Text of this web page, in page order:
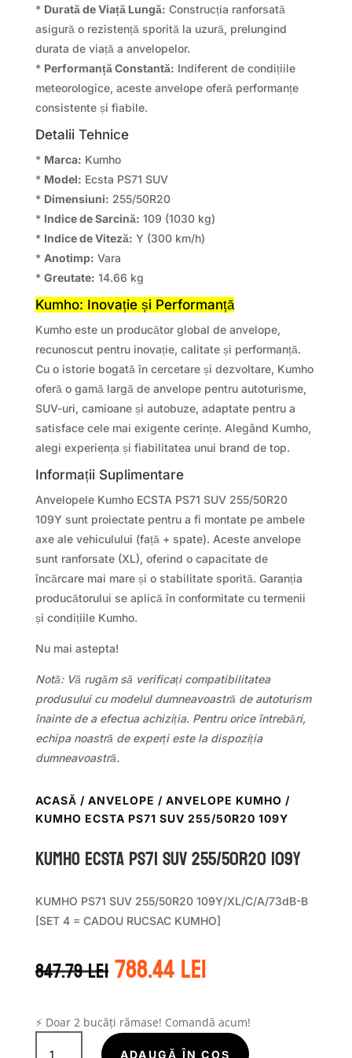
* Durată de Viață Lungă: Construcția ranforsată
asigură o rezistență sporită la uzură, prelungind
durata de viață a anvelopelor.
* Performanță Constantă: Indiferent de condițiile
meteorologice, aceste anvelope oferă performanțe
consistente și fiabile.
Detalii Tehnice
* Marca: Kumho
* Model: Ecsta PS71 SUV
* Dimensiuni: 255/50R20
* Indice de Sarcină: 109 (1030 kg)
* Indice de Viteză: Y (300 km/h)
* Anotimp: Vara
* Greutate: 14.66 kg
Kumho: Inovație și Performanță
Kumho este un producător global de anvelope,
recunoscut pentru inovație, calitate și performanță.
Cu o istorie bogată în cercetare și dezvoltare, Kumho
oferă o gamă largă de anvelope pentru autoturisme,
SUV-uri, camioane și autobuze, adaptate pentru a
satisface cele mai exigente cerințe. Alegând Kumho,
alegi experiența și fiabilitatea unui brand de top.
Informații Suplimentare
Anvelopele Kumho ECSTA PS71 SUV 255/50R20
109Y sunt proiectate pentru a fi montate pe ambele
axe ale vehiculului (față + spate). Aceste anvelope
sunt ranforsate (XL), oferind o capacitate de
încărcare mai mare și o stabilitate sporită. Garanția
producătorului se aplică în conformitate cu termenii
și condițiile Kumho.
Nu mai astepta!
Notă: Vă rugăm să verificați compatibilitatea
produsului cu modelul dumneavoastră de autoturism
înainte de a efectua achiziția. Pentru orice întrebări,
echipa noastră de experți este la dispoziția
dumneavoastră.
ACASĂ / ANVELOPE / ANVELOPE KUMHO /
KUMHO ECSTA PS71 SUV 255/50R20 109Y
Kumho ECSTA PS71 SUV 255/50R20 109Y
KUMHO PS71 SUV 255/50R20 109Y/XL/C/A/73dB-B
[SET 4 = CADOU RUCSAC KUMHO]
847.79leiPrețul
inițial
fost:
847.79 lei.
788.44leiPrețul
curent
788.44 lei.
⚡ Doar 2 bucăți rămase! Comandă acum!
Cantitate
ADAUGĂ ÎN COȘ